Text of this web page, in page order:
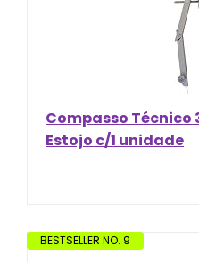
Compasso Técnico
Estojo c/1 unidade
BESTSELLER NO. 9